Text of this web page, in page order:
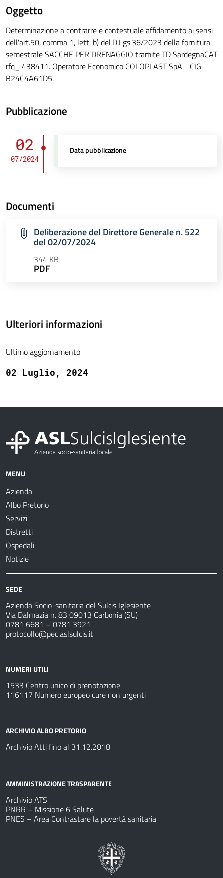
Oggetto
Determinazione a contrarre e contestuale affidamento ai sensi
dell'art.50, comma 1, lett. b) del D.Lgs.36/2023 della fornitura
semestrale SACCHE PER DRENAGGIO tramite TD SardegnaCAT
rfq_ 438411. Operatore Economico COLOPLAST SpA - CIG
B24C4A61D5.
Pubblicazione
02
07/2024
Data pubblicazione
Documenti
Deliberazione del Direttore Generale n. 522
del 02/07/2024
344 KB
PDF
Ulteriori informazioni
Ultimo aggiornamento
02 Luglio, 2024
MENU
Azienda
Albo Pretorio
Servizi
Distretti
Ospedali
Notizie
SEDE
Azienda Socio-sanitaria del Sulcis Iglesiente
Via Dalmazia n. 83 09013 Carbonia (SU)
0781 6681 – 0781 3921
protocollo@pec.aslsulcis.it
NUMERI UTILI
1533 Centro unico di prenotazione
116117 Numero europeo cure non urgenti
ARCHIVIO ALBO PRETORIO
Archivio Atti fino al 31.12.2018
AMMINISTRAZIONE TRASPARENTE
Archivio ATS
PNRR – Missione 6 Salute
PNES – Area Contrastare la povertà sanitaria